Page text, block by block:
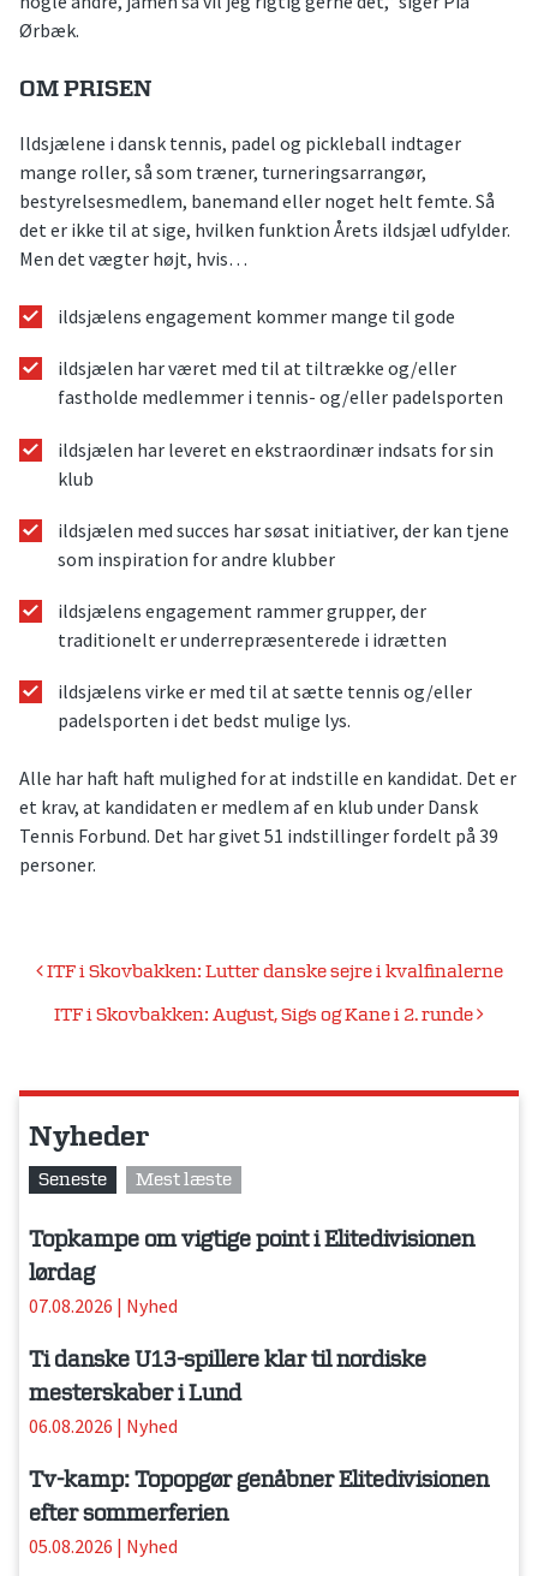
Ørbæk.
OM PRISEN
Ildsjælene i dansk tennis, padel og pickleball indtager
mange roller, så som træner, turneringsarrangør,
bestyrelsesmedlem, banemand eller noget helt femte. Så
det er ikke til at sige, hvilken funktion Årets ildsjæl udfylder.
Men det vægter højt, hvis…
ildsjælens engagement kommer mange til gode
ildsjælen har været med til at tiltrække og/eller
fastholde medlemmer i tennis- og/eller padelsporten
ildsjælen har leveret en ekstraordinær indsats for sin
klub
ildsjælen med succes har søsat initiativer, der kan tjene
som inspiration for andre klubber
ildsjælens engagement rammer grupper, der
traditionelt er underrepræsenterede i idrætten
ildsjælens virke er med til at sætte tennis og/eller
padelsporten i det bedst mulige lys.
Alle har haft haft mulighed for at indstille en kandidat. Det er
et krav, at kandidaten er medlem af en klub under Dansk
Tennis Forbund. Det har givet 51 indstillinger fordelt på 39
personer.
Indlægsnavigation
ITF i Skovbakken: Lutter danske sejre i kvalfinalerne
ITF i Skovbakken: August, Sigs og Kane i 2. runde
Nyheder
Seneste Mest læste
Topkampe om vigtige point i Elitedivisionen
lørdag
07.08.2026 | Nyhed
Ti danske U13-spillere klar til nordiske
mesterskaber i Lund
06.08.2026 | Nyhed
Tv-kamp: Topopgør genåbner Elitedivisionen
efter sommerferien
05.08.2026 | Nyhed